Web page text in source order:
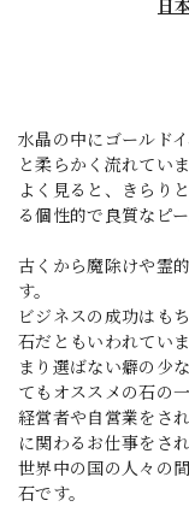
日
水晶の中にゴールド
と柔らかく流れていま
よく見ると、きらり
る個性的で良質なピー
古くから魔除けや霊
す。
ビジネスの成功はも
石だともいわれてい
まり選ばない癖の少
てもオススメの石の一
経営者や自営業をさ
に関わるお仕事をさ
世界中の国の人々の
石です。